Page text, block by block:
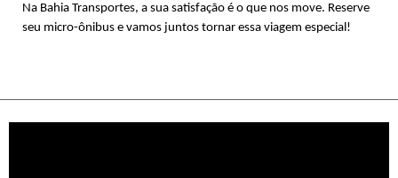
Na Bahia Transportes, a sua satisfação é o que nos move. Reserve
seu micro-ônibus e vamos juntos tornar essa viagem especial!